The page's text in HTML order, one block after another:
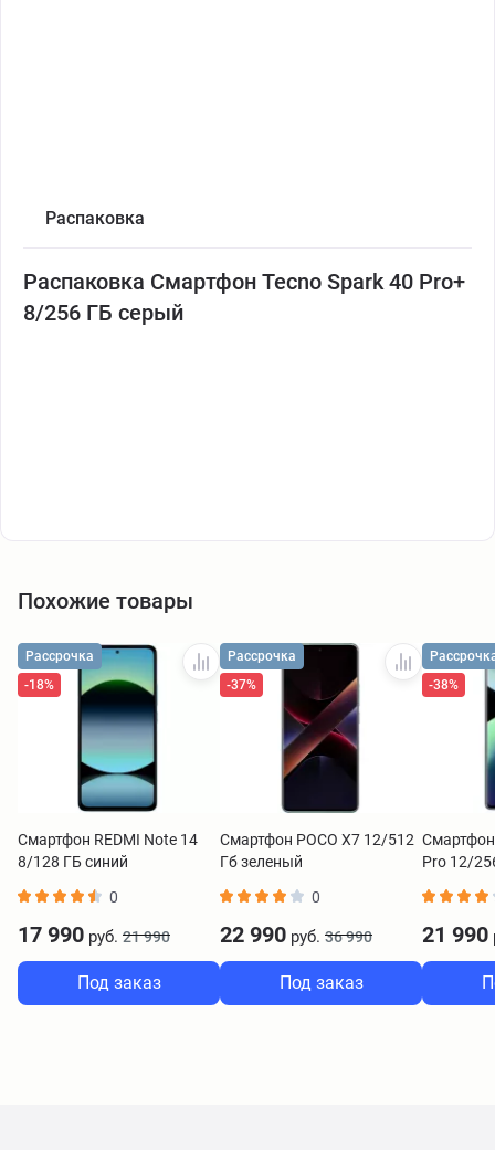
Распаковка
Распаковка Смартфон Tecno Spark 40 Pro+
8/256 ГБ серый
Похожие товары
Рассрочка
-18%
Смартфон REDMI Note 14
8/128 ГБ синий
0
17 990 руб. 21 990
Под заказ
Рассрочка
-37%
Смартфон POCO X7 12/512
Гб зеленый
0
22 990 руб. 36 990
Под заказ
-38%
Смартфон
Pro 12/
21 990